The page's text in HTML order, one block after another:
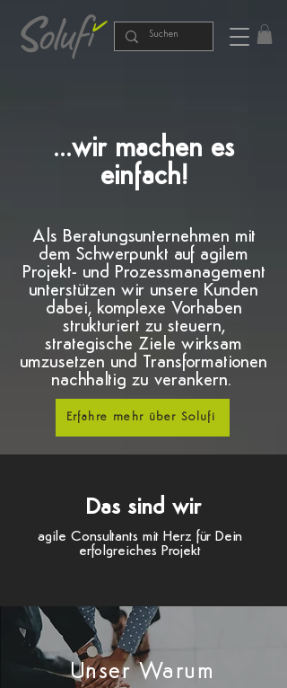
...wir machen es
einfach!
Als Beratungsunternehmen mit
dem Schwerpunkt auf agilem
Projekt- und Prozessmanagement
unterstützen wir unsere Kunden
dabei, komplexe Vorhaben
strukturiert zu steuern,
strategische Ziele wirksam
umzusetzen und Transformationen
nachhaltig zu verankern.
Erfahre mehr über Solufi
Das sind wir
agile Consultants mit Herz für Dein
erfolgreiches Projekt
Unser Warum